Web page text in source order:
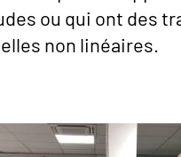
ou qui ont des
non linéaires.